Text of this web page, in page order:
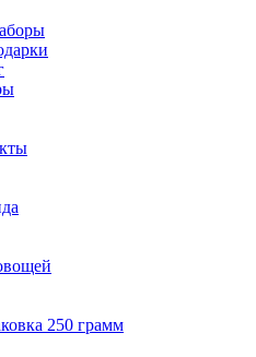
250 грамм